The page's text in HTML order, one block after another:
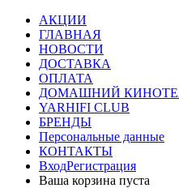
АКЦИИ
ГЛАВНАЯ
НОВОСТИ
ДОСТАВКА
ОПЛАТА
ДОМАШНИЙ
YARHIFI CLUB
БРЕНДЫ
Персональные данные
КОНТАКТЫ
ВходРегистрация
Ваша корзина пуста